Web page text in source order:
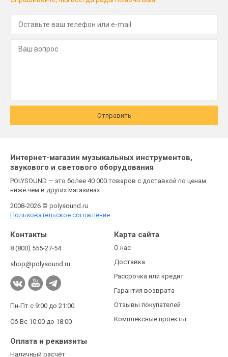
Отправить
Интернет-магазин музыкальных инструментов,
звукового и светового оборудования
POLYSOUND — это более 40 000 товаров с доставкой по ценам
ниже чем в других магазинах
2008-2026 © polysound.ru
Пользовательское соглашение
Контакты
8 (800) 555-27-54
shop@polysound.ru
Пн-Пт с 9:00 до 21:00
Сб-Вс 10:00 до 18:00
Карта сайта
О нас
Доставка
Рассрочка или кредит
Гарантия возврата
Отзывы покупателей
Комплексные проекты
Оплата и реквизиты
Наличный расчёт